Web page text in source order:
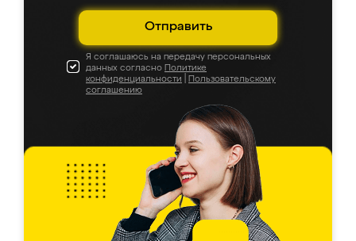
Отправить
Я соглашаюсь на передачу персональных
данных согласно Политике
конфиденциальности
Пользовательскому
соглашению